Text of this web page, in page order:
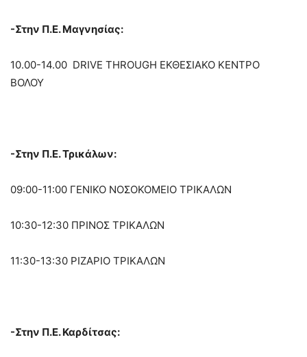
-Στην Π.Ε. Μαγνησίας:
10.00-14.00 DRIVE THROUGH ΕΚΘΕΣΙΑΚΟ ΚΕΝΤΡΟ
ΒΟΛΟΥ
-Στην Π.Ε. Τρικάλων:
09:00-11:00 ΓENIKO NOΣOKOMEIO TPIKAΛΩN
10:30-12:30 ΠPINOΣ TPIKAΛΩN
11:30-13:30 PIZAPIO TPIKAΛΩN
-Στην Π.Ε. Καρδίτσας: